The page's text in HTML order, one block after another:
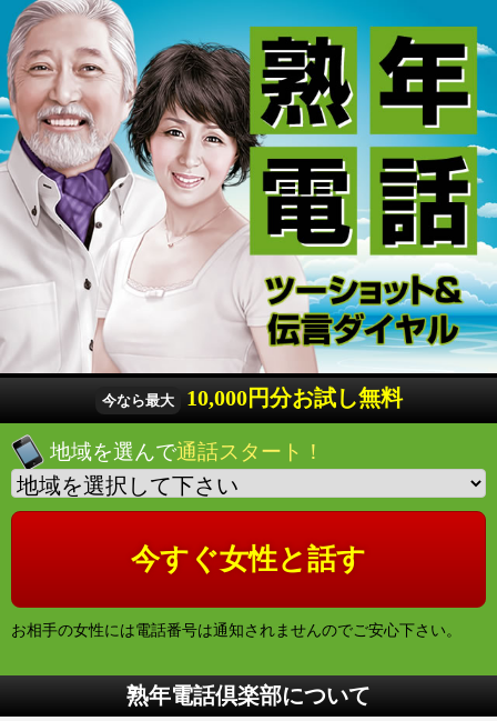
今なら最大 10,000円分お試し無料
地域を選んで通話スタート！
お相手の女性には電話番号は通知されませんのでご安心下さい。
熟年電話倶楽部について